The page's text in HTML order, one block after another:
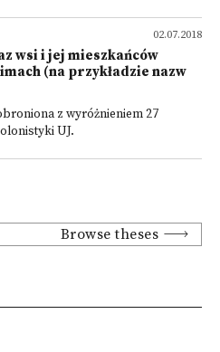
02.07.2018
wsi i jej mieszkańców
(na przykładzie nazw
z wyróżnieniem 27
UJ.
Browse theses